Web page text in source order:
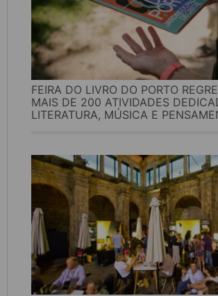
FEIRA DO LIVRO DO PORTO
MAIS DE 200 ATIVIDADES
LITERATURA, MÚSICA E